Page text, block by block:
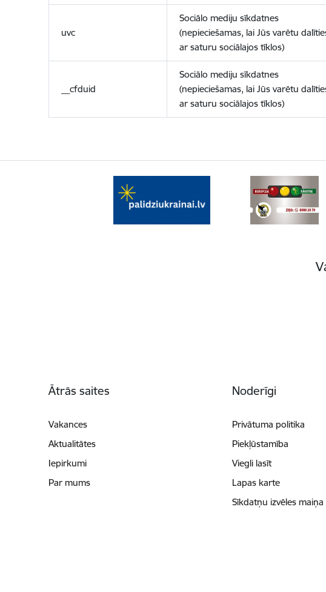
uvc
Sociālo mediju sīkdatnes
(nepieciešamas, lai Jūs varētu
ar saturu sociālajos tīklos)
__cfduid
Sociālo mediju sīkdatnes
(nepieciešamas, lai Jūs varētu
ar saturu sociālajos tīklos)
Ātrās saites
Vakances
Aktualitātes
Iepirkumi
Par mums
Noderīgi
Privātuma politika
Piekļūstamība
Viegli lasīt
Lapas karte
Sīkdatņu izvēles maiņa